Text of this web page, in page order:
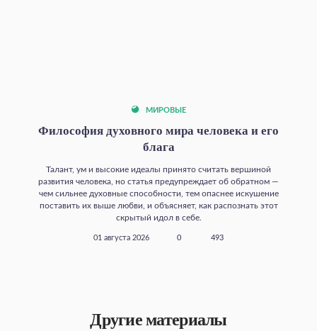
МИРОВЫЕ
Философия духовного мира человека и его
блага
Талант, ум и высокие идеалы принято считать вершиной
развития человека, но статья предупреждает об обратном —
чем сильнее духовные способности, тем опаснее искушение
поставить их выше любви, и объясняет, как распознать этот
скрытый идол в себе.
01 августа 2026 0 493
Другие материалы